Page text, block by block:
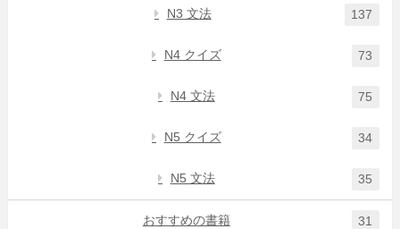
N3 文法 137
N4 クイズ 73
N4 文法 75
N5 クイズ 34
N5 文法 35
おすすめの書籍 31